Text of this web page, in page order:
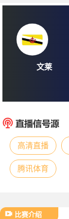
文莱
高清直播
腾讯体育
比赛介绍